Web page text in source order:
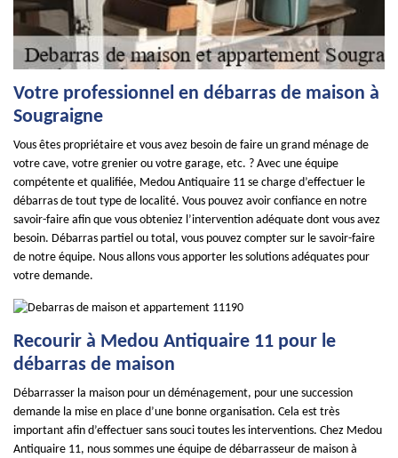
Votre professionnel en débarras de maison à
Sougraigne
Vous êtes propriétaire et vous avez besoin de faire un grand ménage de
votre cave, votre grenier ou votre garage, etc. ? Avec une équipe
compétente et qualifiée, Medou Antiquaire 11 se charge d’effectuer le
débarras de tout type de localité. Vous pouvez avoir confiance en notre
savoir-faire afin que vous obteniez l’intervention adéquate dont vous avez
besoin. Débarras partiel ou total, vous pouvez compter sur le savoir-faire
de notre équipe. Nous allons vous apporter les solutions adéquates pour
votre demande.
Recourir à Medou Antiquaire 11 pour le
débarras de maison
Débarrasser la maison pour un déménagement, pour une succession
demande la mise en place d’une bonne organisation. Cela est très
important afin d’effectuer sans souci toutes les interventions. Chez Medou
Antiquaire 11, nous sommes une équipe de débarrasseur de maison à